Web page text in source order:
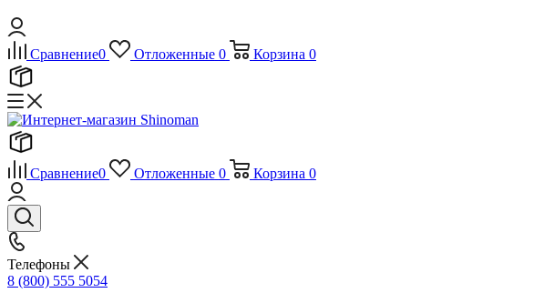
Сравнение0 Отложенные 0 Корзина 0
Сравнение0 Отложенные 0 Корзина 0
Телефоны
8 (800) 555 5054